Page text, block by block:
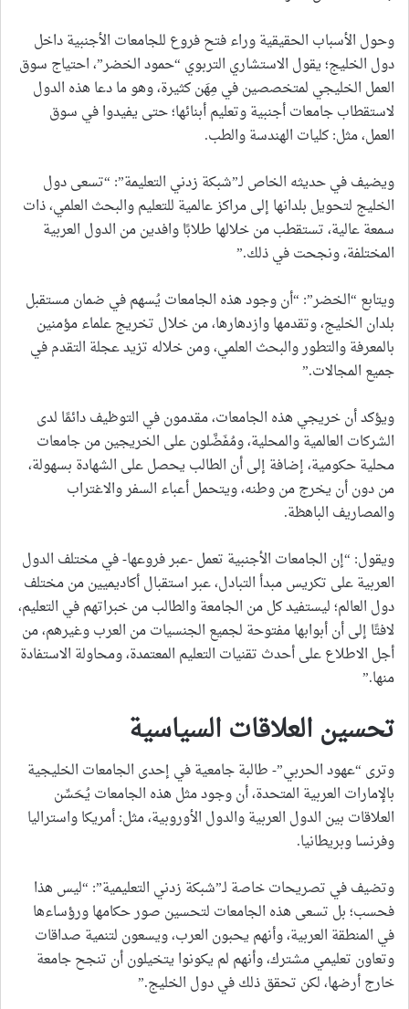
وحول الأسباب الحقيقية وراء فتح فروع للجامعات الأجنبية داخل
دول الخليج؛ يقول الاستشاري التربوي “حمود الخضر”، احتياج سوق
العمل الخليجي لمتخصصين في مِهَن كثيرة، وهو ما دعا هذه الدول
لاستقطاب جامعات أجنبية وتعليم أبنائها؛ حتى يفيدوا في سوق
العمل، مثل: كليات الهندسة والطب.
ويضيف في حديثه الخاص لـ”شبكة زدني التعليمة”: “تسعى دول
الخليج لتحويل بلدانها إلى مراكز عالمية للتعليم والبحث العلمي، ذات
سمعة عالية، تستقطب من خلالها طلابًا وافدين من الدول العربية
المختلفة، ونجحت في ذلك.”
ويتابع “الخضر”: “أن وجود هذه الجامعات يُسهم في ضمان مستقبل
بلدان الخليج، وتقدمها وازدهارها، من خلال تخريج علماء مؤمنين
بالمعرفة والتطور والبحث العلمي، ومن خلاله تزيد عجلة التقدم في
جميع المجالات.”
ويؤكد أن خريجي هذه الجامعات، مقدمون في التوظيف دائمًا لدى
الشركات العالمية والمحلية، ومُفَضَّلون على الخريجين من جامعات
محلية حكومية، إضافة إلى أن الطالب يحصل على الشهادة بسهولة،
من دون أن يخرج من وطنه، ويتحمل أعباء السفر والاغتراب
والمصاريف الباهظة.
ويقول: “إن الجامعات الأجنبية تعمل -عبر فروعها- في مختلف الدول
العربية على تكريس مبدأ التبادل، عبر استقبال أكاديميين من مختلف
دول العالم؛ ليستفيد كل من الجامعة والطالب من خبراتهم في التعليم،
لافتًا إلى أن أبوابها مفتوحة لجميع الجنسيات من العرب وغيرهم، من
أجل الاطلاع على أحدث تقنيات التعليم المعتمدة، ومحاولة الاستفادة
منها.”
تحسين العلاقات السياسية
وترى “عهود الحربي”- طالبة جامعية في إحدى الجامعات الخليجية
بالإمارات العربية المتحدة، أن وجود مثل هذه الجامعات يُحَسِّن
العلاقات بين الدول العربية والدول الأوروبية، مثل: أمريكا واستراليا
وفرنسا وبريطانيا.
وتضيف في تصريحات خاصة لـ”شبكة زدني التعليمية”: “ليس هذا
فحسب؛ بل تسعى هذه الجامعات لتحسين صور حكامها ورؤساءها
في المنطقة العربية، وأنهم يحبون العرب، ويسعون لتنمية صداقات
وتعاون تعليمي مشترك، وأنهم لم يكونوا يتخيلون أن تنجح جامعة
خارج أرضها، لكن تحقق ذلك في دول الخليج.”